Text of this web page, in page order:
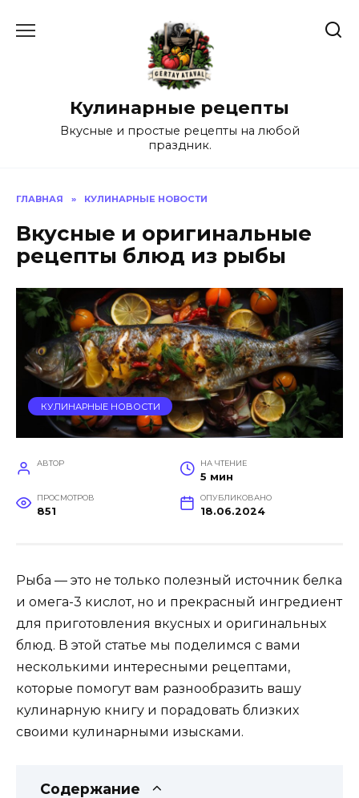
Кулинарные рецепты
Вкусные и простые рецепты на любой
праздник.
ГЛАВНАЯ » КУЛИНАРНЫЕ НОВОСТИ
Вкусные и оригинальные
рецепты блюд из рыбы
КУЛИНАРНЫЕ НОВОСТИ
АВТОР НА ЧТЕНИЕ
5 мин
ПРОСМОТРОВ
851
ОПУБЛИКОВАНО
18.06.2024
Рыба — это не только полезный источник белка
и омега-3 кислот, но и прекрасный ингредиент
для приготовления вкусных и оригинальных
блюд. В этой статье мы поделимся с вами
несколькими интересными рецептами,
которые помогут вам разнообразить вашу
кулинарную книгу и порадовать близких
своими кулинарными изысками.
Содержание